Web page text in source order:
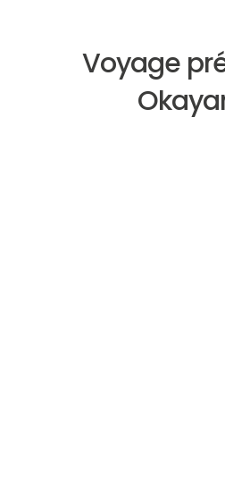
Voyage